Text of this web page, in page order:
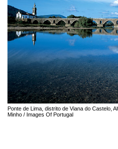
Ponte de Lima, distrito de Viana do Castelo,
Minho / Images Of Portugal